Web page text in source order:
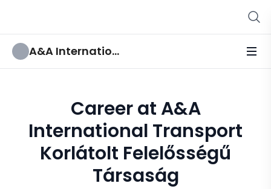
A&A International Transport Korlátolt Felelősségű Társaság
Career at A&A
International Transport
Korlátolt Felelősségű
Társaság